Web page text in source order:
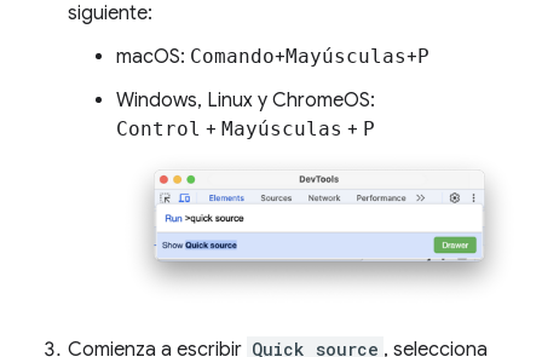
siguiente:
macOS: Comando+Mayúsculas+P
Windows, Linux y ChromeOS:
Control + Mayúsculas + P
Comienza a escribir Quick source , selecciona